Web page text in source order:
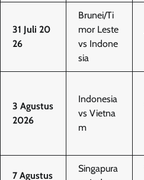
31 Juli 20
26
Brunei/Ti
mor Leste
vs Indone
sia
3 Agustus
2026
Indonesia
vs Vietna
m
7 Agustus
Singapura